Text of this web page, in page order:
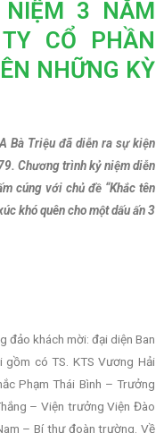
NIỆM 3 NĂM
CỔ PHẦN
NHỮNG KỲ
Bà Triệu đã diễn ra sự kiện
Chương trình kỷ niệm diễn
cúng với chủ đề “Khắc tên
khó quên cho một dấu ấn 3
đảo khách mời: đại diện Ban
có TS. KTS Vương Hải
Phạm Thái Bình – Trưởng
– Viện trưởng Viện Đào
– Bí thư đoàn trường. Về